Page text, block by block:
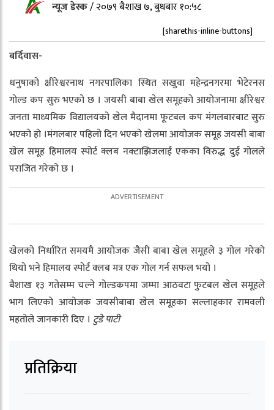
न्यूज डेस्क/२०७९ बैशाख ७, बुधबार १०:५८
[sharethis-inline-buttons]
बर्दिवास-
धनुषाको क्षीरेश्वरनाथ नगरपालिका स्थित सखुवा महेन्द्रनगरमा भेटेरनस
गोल्ड कप सुरु भएको छ । जयसी बाबा खेल समूहको आयोजनामा क्षीरेश्वर
जनता माध्यमिक विद्यालयको खेल मैदानमा फूटबल कप मंगलबारबाट सुरु
भएको हो ।मंगलबार पहिलो दिन भएको खेलमा आयोजक समूह जयसी बाबा
खेल समूह हिमालय स्पोर्ट क्लब नक्टाझिजलाई एकका विरुद्ध दुई गोलले
पराजित गरेको छ ।
खेलको निर्धारित समयमै आयोजक जैसी बाबा खेल समूहले ३ गोल गरेको
थियो भने हिमालय स्पोर्ट क्लब मत्र एक गोल गर्न सफल भयो ।
बैशाख १३ गतेसम्म चल्ने गोल्डकपमा जम्मा आठवटा फुटबल खेल समूहले
भाग लिएको आयोजक जयसीबाबा खेल समूहका सल्लाहकार रामवली
महतोले जानकारी दिए ।टुडे पाटी
प्रतिक्रिया